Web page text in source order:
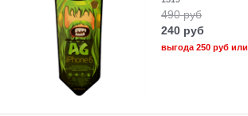
490 руб
240 руб
выгода 250 рубили